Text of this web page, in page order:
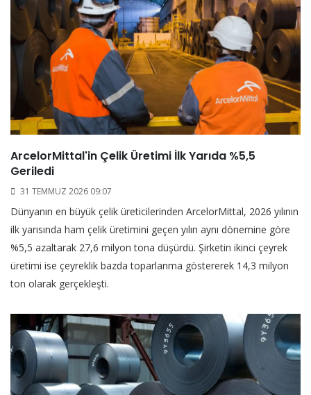
ArcelorMittal'in Çelik Üretimi İlk Yarıda %5,5
Geriledi
31 TEMMUZ 2026 09:07
Dünyanın en büyük çelik üreticilerinden ArcelorMittal, 2026 yılının
ilk yarısında ham çelik üretimini geçen yılın aynı dönemine göre
%5,5 azaltarak 27,6 milyon tona düşürdü. Şirketin ikinci çeyrek
üretimi ise çeyreklik bazda toparlanma göstererek 14,3 milyon
ton olarak gerçekleşti.